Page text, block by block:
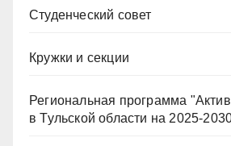
Студенческий совет
Кружки и секции
Региональная программа
в Тульской области на 2025-2030